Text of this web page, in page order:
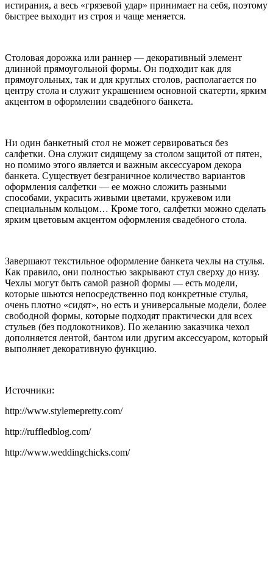
истирания, а весь «грязевой удар» принимает на себя, поэтому
быстрее выходит из строя и чаще меняется.
Столовая дорожка или раннер — декоративный элемент
длинной прямоугольной формы. Он подходит как для
прямоугольных, так и для круглых столов, располагается по
центру стола и служит украшением основной скатерти, ярким
акцентом в оформлении свадебного банкета.
Ни один банкетный стол не может сервироваться без
салфетки. Она служит сидящему за столом защитой от пятен,
но помимо этого является и важным аксессуаром декора
банкета. Существует безграничное количество вариантов
оформления салфетки — ее можно сложить разными
способами, украсить живыми цветами, кружевом или
специальным кольцом… Кроме того, салфетки можно сделать
ярким цветовым акцентом оформления свадебного стола.
Завершают текстильное оформление банкета чехлы на стулья.
Как правило, они полностью закрывают стул сверху до низу.
Чехлы могут быть самой разной формы — есть модели,
которые шьются непосредственно под конкретные стулья,
очень плотно «сидят», но есть и универсальные модели, более
свободной формы, которые подходят практически для всех
стульев (без подлокотников). По желанию заказчика чехол
дополняется лентой, бантом или другим аксессуаром, который
выполняет декоративную функцию.
Источники:
http://www.stylemepretty.com/
http://ruffledblog.com/
http://www.weddingchicks.com/